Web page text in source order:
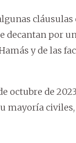
cláusulas
decantan por
y de las
octubre de
mayoría